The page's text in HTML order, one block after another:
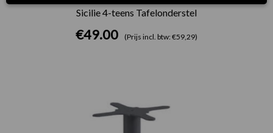
Sicilie 4-teens Tafelonderstel
€49.00 (Prijs incl. btw: €59,29)